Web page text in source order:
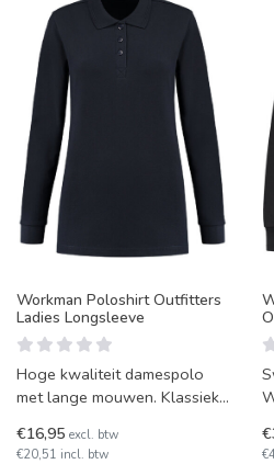
Workman Poloshirt Outfitters
Ladies Longsleeve
Hoge kwaliteit damespolo
met lange mouwen. Klassiek
manchetten en halve-maan
€16,95 excl. btw
€20,51 incl. btw